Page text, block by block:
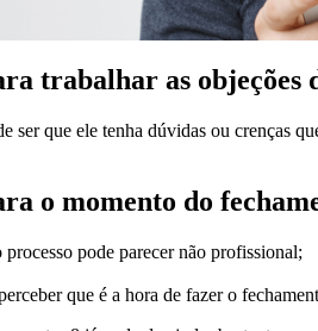
trabalhar as objeções
ser que ele tenha dúvidas ou crenças
o momento do
pode parecer não profissional;
que é a hora de fazer o